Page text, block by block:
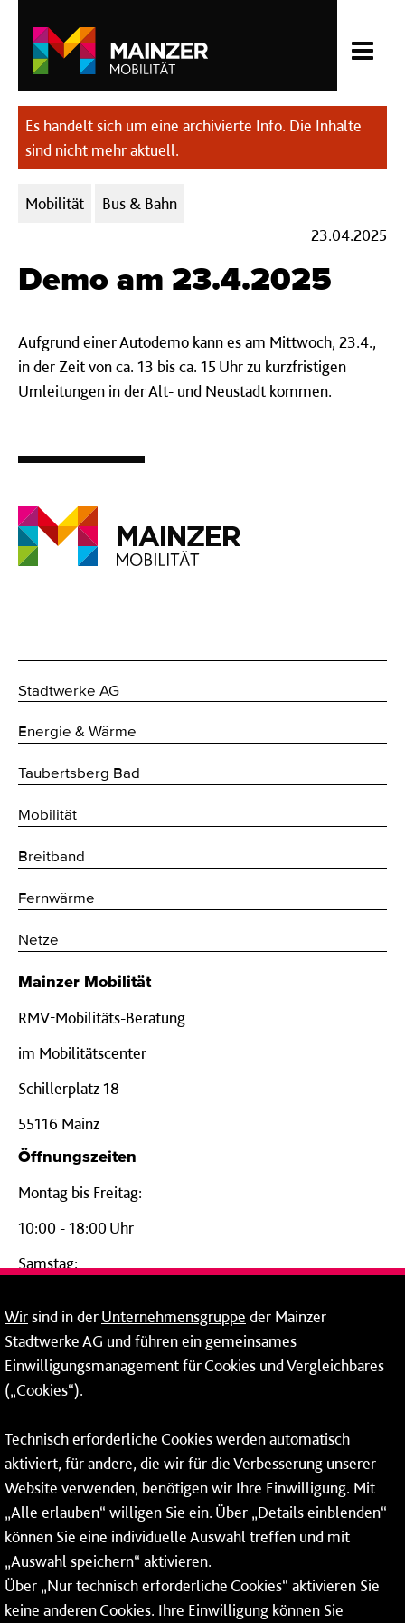
Es handelt sich um eine archivierte Info. Die Inhalte
sind nicht mehr aktuell.
Kategorien:
Mobilität
Bus & Bahn
23.04.2025
Demo am 23.4.2025
Aufgrund einer Autodemo kann es am Mittwoch, 23.4.,
in der Zeit von ca. 13 bis ca. 15 Uhr zu kurzfristigen
Umleitungen in der Alt- und Neustadt kommen.
Stadtwerke AG
Energie & Wärme
Taubertsberg Bad
Mobilität
Breitband
Fernwärme
Netze
Mainzer Mobilität
RMV-Mobilitäts-Beratung
im Mobilitätscenter
Schillerplatz 18
55116 Mainz
Öffnungszeiten
Montag bis Freitag:
10:00 - 18:00 Uhr
Samstag:
24-Stunden-Telefon*
06131 – 12 77 77
Fax: 06131 – 12 66 66
* Montags bis freitags bis 7 und ab 18 Uhr sowie an
Wochenenden und Feiertagen ganztags werden Ihre
Anrufe je nach Themenauswahl an ein Callcenter des
RMV oder von nextbike weitergeleitet. Dort erhalten Sie
ausschließlich Auskünfte zum Fahrplan bzw. zu
meinRad.
Wirsind in derUnternehmensgruppe der Mainzer
Stadtwerke AG und führen ein gemeinsames
Einwilligungsmanagement für Cookies und Vergleichbares
(„Cookies“).
Technisch erforderliche Cookies werden automatisch
aktiviert, für andere, die wir für die Verbesserung unserer
Website verwenden, benötigen wir Ihre Einwilligung. Mit
„Alle erlauben“ willigen Sie ein. Über „Details einblenden“
können Sie eine individuelle Auswahl treffen und mit
„Auswahl speichern“ aktivieren.
Über „Nur technisch erforderliche Cookies“ aktivieren Sie
keine anderen Cookies. Ihre Einwilligung können Sie